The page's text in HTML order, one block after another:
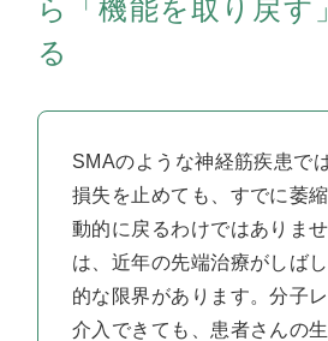
ら「機能を取り戻す
る
SMAのような神経筋疾患で
損失を止めても、すでに萎
動的に戻るわけではありま
は、近年の先端治療がしば
的な限界があります。分子
介入できても、患者さんの